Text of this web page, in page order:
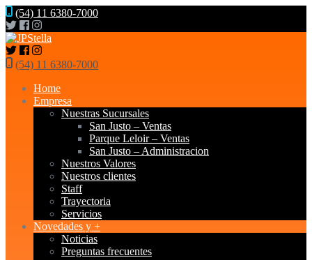
(54) 11 6380-7000
(54) 11 6380-7000
Home
Empresa
Nuestras Sucursales
San Justo – Ventas
Parque Leloir – Ventas
San Justo – Administracion
Nuestros Valores
Nuestros clientes
Staff
Trayectoria
Servicios
Novedades y +
Noticias
Preguntas frecuentes